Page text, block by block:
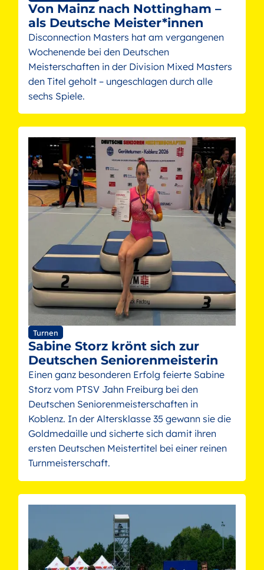
Von Mainz nach Nottingham –
als Deutsche Meister*innen
Disconnection Masters hat am vergangenen
Wochenende bei den Deutschen
Meisterschaften in der Division Mixed Masters
den Titel geholt – ungeschlagen durch alle
sechs Spiele.
Turnen
Sabine Storz krönt sich zur
Deutschen Seniorenmeisterin
Einen ganz besonderen Erfolg feierte Sabine
Storz vom PTSV Jahn Freiburg bei den
Deutschen Seniorenmeisterschaften in
Koblenz. In der Altersklasse 35 gewann sie die
Goldmedaille und sicherte sich damit ihren
ersten Deutschen Meistertitel bei einer reinen
Turnmeisterschaft.